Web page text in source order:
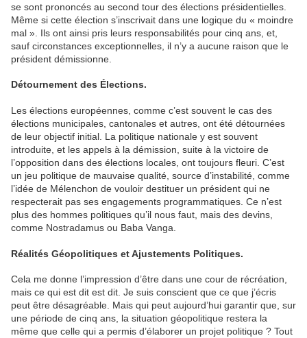
se sont prononcés au second tour des élections présidentielles.
Même si cette élection s’inscrivait dans une logique du « moindre
mal ». Ils ont ainsi pris leurs responsabilités pour cinq ans, et,
sauf circonstances exceptionnelles, il n’y a aucune raison que le
président démissionne.
Détournement des Élections.
Les élections européennes, comme c’est souvent le cas des
élections municipales, cantonales et autres, ont été détournées
de leur objectif initial. La politique nationale y est souvent
introduite, et les appels à la démission, suite à la victoire de
l’opposition dans des élections locales, ont toujours fleuri. C’est
un jeu politique de mauvaise qualité, source d’instabilité, comme
l’idée de Mélenchon de vouloir destituer un président qui ne
respecterait pas ses engagements programmatiques. Ce n’est
plus des hommes politiques qu’il nous faut, mais des devins,
comme Nostradamus ou Baba Vanga.
Réalités Géopolitiques et Ajustements Politiques.
Cela me donne l’impression d’être dans une cour de récréation,
mais ce qui est dit est dit. Je suis conscient que ce que j’écris
peut être désagréable. Mais qui peut aujourd’hui garantir que, sur
une période de cinq ans, la situation géopolitique restera la
même que celle qui a permis d’élaborer un projet politique ? Tout